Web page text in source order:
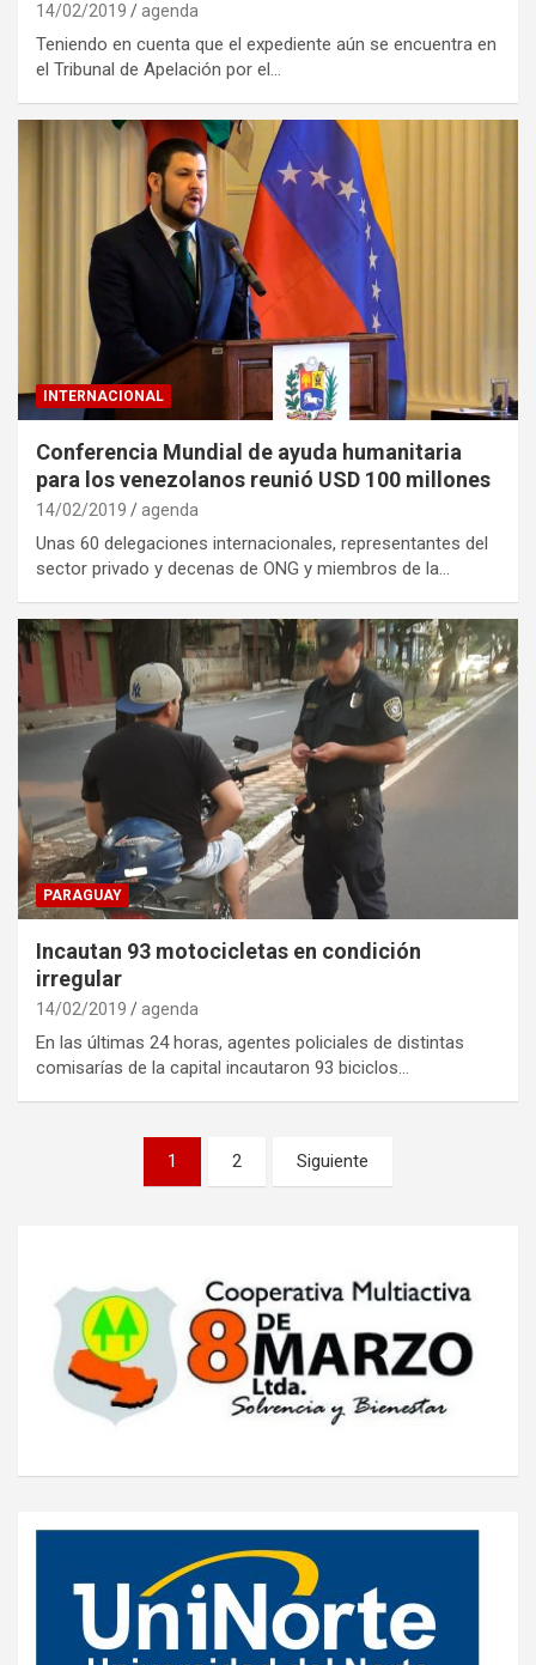
14/02/2019 agenda
Teniendo en cuenta que el expediente aún se encuentra en
el Tribunal de Apelación por el…
INTERNACIONAL
Conferencia Mundial de ayuda humanitaria
para los venezolanos reunió USD 100 millones
14/02/2019 agenda
Unas 60 delegaciones internacionales, representantes del
sector privado y decenas de ONG y miembros de la…
PARAGUAY
Incautan 93 motocicletas en condición
irregular
14/02/2019 agenda
En las últimas 24 horas, agentes policiales de distintas
comisarías de la capital incautaron 93 biciclos…
Navegación
1 2 Siguiente